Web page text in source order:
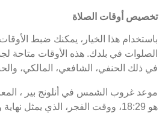
تخصيص أوقات الصلاة
باستخدام هذا الخيار، يمكنك ضبط
الصلوات في بلدك. هذه الأوقات متاحة
في ذلك الحنفي، الشافعي، المالكي،
موعد غروب الشمس في أنلونج بير ،
هو 18:29، ووقت الفجر، الذي يمثل